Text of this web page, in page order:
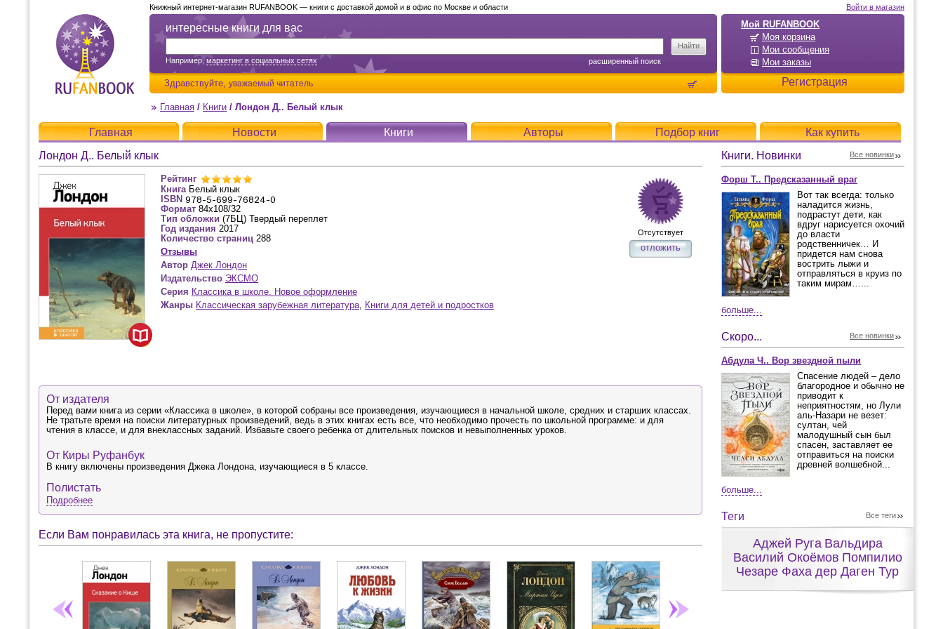
Мой RUFANBOOK
Моя корзина
Мои сообщения
Мои заказы
Регистрация
Войти в магазин
интересные книги для вас
Например,маркетинг в социальных сетях расширенный поиск
Здравствуйте, уважаемый читатель
Книжный интернет-магазин RUFANBOOK — книги с доставкой домой и в офис по Москве и области
Главная / Книги / Лондон Д.. Белый клык
Главная Новости Книги Авторы Подбор книг
Как купить
Лондон Д.. Белый клык
Рейтинг
Книга Белый клык
ISBN
Формат 84x108/32
Тип обложки (7БЦ) Твердый переплет
Год издания 2017
Количество страниц 288
Отзывы
Автор Джек Лондон
Издательство ЭКСМО
Серия Классика в школе. Новое оформление
Жанры Классическая зарубежная литература, Книги для детей и подростков
Отсутствует
отложить
От издателя
Перед вами книга из серии «Классика в школе», в которой собраны все произведения, изучающиеся в начальной школе, средних и старших классах.
Не тратьте время на поиски литературных произведений, ведь в этих книгах есть все, что необходимо прочесть по школьной программе: и для
чтения в классе, и для внеклассных заданий. Избавьте своего ребенка от длительных поисков и невыполненных уроков.
От Киры Руфанбук
В книгу включены произведения Джека Лондона, изучающиеся в 5 классе.
Полистать
Подробнее
Если Вам понравилась эта книга, не пропустите:
Книги. Новинки Все новинки
Форш Т.. Предсказанный враг
Вот так всегда: только
наладится жизнь,
подрастут дети, как
вдруг нарисуется охочий
до власти
родственничек… И
придется нам снова
вострить лыжи и
отправляться в круиз по
таким мирам…...
больше...
Скоро... Все новинки
Абдула Ч.. Вор звездной пыли
Спасение людей – дело
благородное и обычно не
приводит к
неприятностям, но Лули
аль-Назари не везет:
султан, чей
малодушный сын был
спасен, заставляет ее
отправиться на поиски
древней волшебной...
больше...
Теги Все теги
Аджей Руга Вальдира
Василий Окоёмов Помпилио
Чезаре Фаха дер Даген Тур